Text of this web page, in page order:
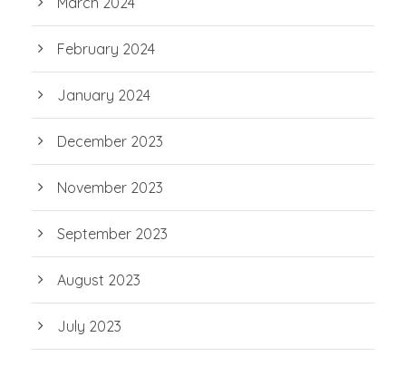
February 2024
January 2024
December 2023
November 2023
September 2023
August 2023
July 2023